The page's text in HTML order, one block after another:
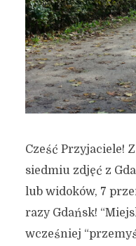
Cześć Przyjaciele!
siedmiu zdjęć z
lub widoków, 7
razy Gdańsk!
wcześniej